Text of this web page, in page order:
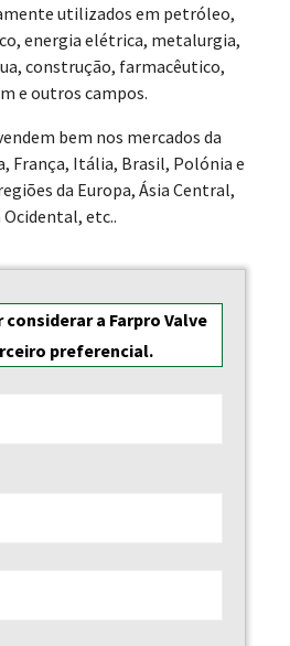
utilizados em petróleo,
energia elétrica, metalurgia,
construção, farmacêutico,
e outros campos.
bem nos mercados da
França, Itália, Brasil, Polónia e
da Europa, Ásia Central,
Ocidental, etc..
a Farpro Valve
preferencial.